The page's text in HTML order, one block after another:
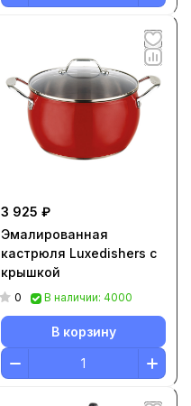
3 925 ₽
Эмалированная
кастрюля Luxedishers с
крышкой
0 В наличии: 4000
В корзину